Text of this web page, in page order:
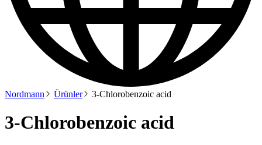
Nordmann Ürünler 3-Chlorobenzoic acid
3-Chlorobenzoic acid